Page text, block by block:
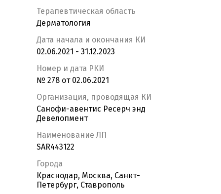
Терапевтическая область
Дерматология
Дата начала и окончания КИ
02.06.2021 - 31.12.2023
Номер и дата РКИ
№ 278 от 02.06.2021
Организация, проводящая КИ
Санофи-авентис Ресерч энд
Девелопмент
Наименование ЛП
SAR443122
Города
Краснодар, Москва, Санкт-
Петербург, Ставрополь